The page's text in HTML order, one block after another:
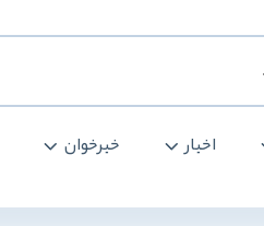
اخبار خبرخوان